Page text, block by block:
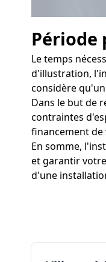
Le temps
d'illustration,
considère
Dans le but de
contraintes
financement
En somme,
et garantir
d'une